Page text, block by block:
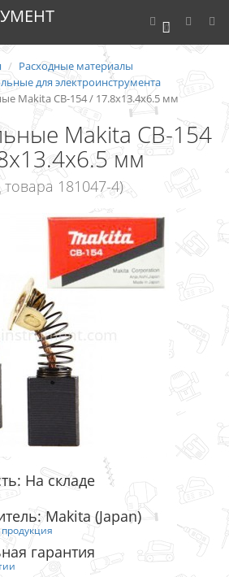
0
Расходные материалы
для электроинструмента
Makita CB-154 / 17.8х13.4х6.5 мм
Makita CB-154
мм
товара 181047-4)
На складе
Makita (Japan)
гарантия